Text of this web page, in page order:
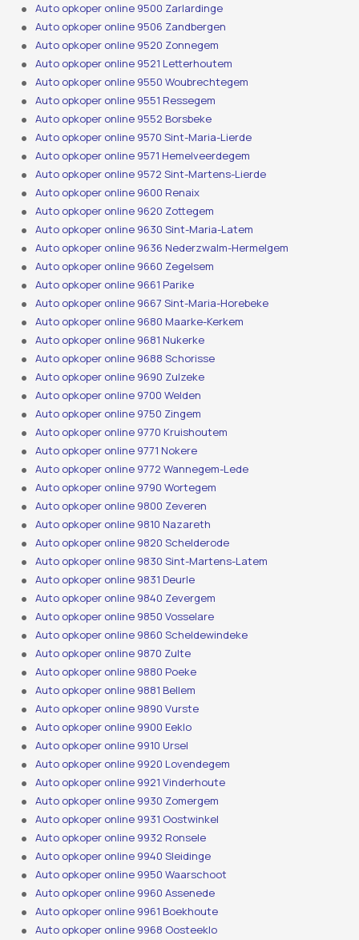
Auto opkoper online 9500 Zarlardinge
Auto opkoper online 9506 Zandbergen
Auto opkoper online 9520 Zonnegem
Auto opkoper online 9521 Letterhoutem
Auto opkoper online 9550 Woubrechtegem
Auto opkoper online 9551 Ressegem
Auto opkoper online 9552 Borsbeke
Auto opkoper online 9570 Sint-Maria-Lierde
Auto opkoper online 9571 Hemelveerdegem
Auto opkoper online 9572 Sint-Martens-Lierde
Auto opkoper online 9600 Renaix
Auto opkoper online 9620 Zottegem
Auto opkoper online 9630 Sint-Maria-Latem
Auto opkoper online 9636 Nederzwalm-Hermelgem
Auto opkoper online 9660 Zegelsem
Auto opkoper online 9661 Parike
Auto opkoper online 9667 Sint-Maria-Horebeke
Auto opkoper online 9680 Maarke-Kerkem
Auto opkoper online 9681 Nukerke
Auto opkoper online 9688 Schorisse
Auto opkoper online 9690 Zulzeke
Auto opkoper online 9700 Welden
Auto opkoper online 9750 Zingem
Auto opkoper online 9770 Kruishoutem
Auto opkoper online 9771 Nokere
Auto opkoper online 9772 Wannegem-Lede
Auto opkoper online 9790 Wortegem
Auto opkoper online 9800 Zeveren
Auto opkoper online 9810 Nazareth
Auto opkoper online 9820 Schelderode
Auto opkoper online 9830 Sint-Martens-Latem
Auto opkoper online 9831 Deurle
Auto opkoper online 9840 Zevergem
Auto opkoper online 9850 Vosselare
Auto opkoper online 9860 Scheldewindeke
Auto opkoper online 9870 Zulte
Auto opkoper online 9880 Poeke
Auto opkoper online 9881 Bellem
Auto opkoper online 9890 Vurste
Auto opkoper online 9900 Eeklo
Auto opkoper online 9910 Ursel
Auto opkoper online 9920 Lovendegem
Auto opkoper online 9921 Vinderhoute
Auto opkoper online 9930 Zomergem
Auto opkoper online 9931 Oostwinkel
Auto opkoper online 9932 Ronsele
Auto opkoper online 9940 Sleidinge
Auto opkoper online 9950 Waarschoot
Auto opkoper online 9960 Assenede
Auto opkoper online 9961 Boekhoute
Auto opkoper online 9968 Oosteeklo